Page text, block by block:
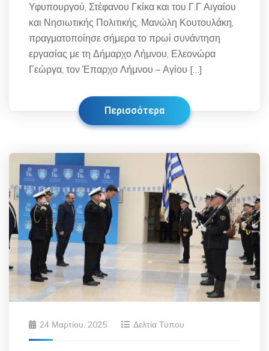
Υφυπουργού, Στέφανου Γκίκα και του Γ.Γ Αιγαίου
και Νησιωτικής Πολιτικής, Μανώλη Κουτουλάκη,
πραγματοποίησε σήμερα το πρωί συνάντηση
εργασίας με τη Δήμαρχο Λήμνου, Ελεονώρα
Γεώργα, τον Έπαρχο Λήμνου – Αγίου […]
Περισσότερα
24 Μαρτίου, 2025 Δελτία Τύπου